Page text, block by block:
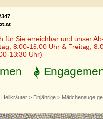
für Sie erreichbar und unser
8:00-16:00 Uhr & Freitag,
13:30 Uhr)
Heilkräuter > Einjährige > Mädchenauge